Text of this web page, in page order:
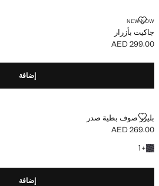
NEW NOW
جاكيت بأزرار
جاكيت بأزرار
السعر الحالي [AED 299.00 ]
AED 299.00
إضافة
بليزر صوف بطية صدر
بليزر صوف بطية صدر
السعر الحالي [AED 269.00 ]
AED 269.00
+
1
+ لون آخر
إضافة